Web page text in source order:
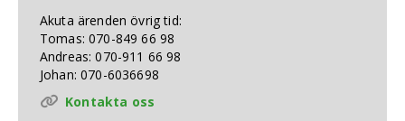
Akuta ärenden övrig tid:
Tomas: 070-849 66 98
Andreas: 070-911 66 98
Johan: 070-6036698
Kontakta oss